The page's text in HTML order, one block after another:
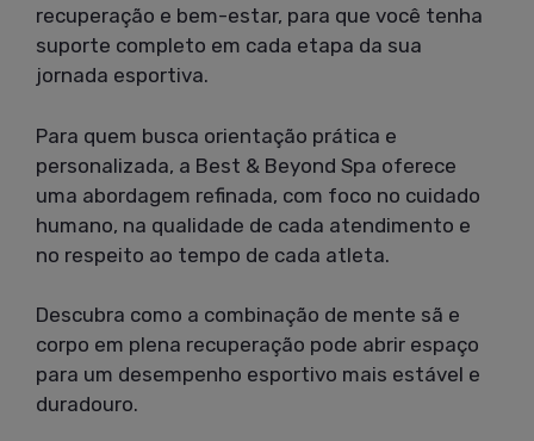
recuperação e bem-estar, para que você tenha
suporte completo em cada etapa da sua
jornada esportiva.
Para quem busca orientação prática e
personalizada, a Best & Beyond Spa oferece
uma abordagem refinada, com foco no cuidado
humano, na qualidade de cada atendimento e
no respeito ao tempo de cada atleta.
Descubra como a combinação de mente sã e
corpo em plena recuperação pode abrir espaço
para um desempenho esportivo mais estável e
duradouro.